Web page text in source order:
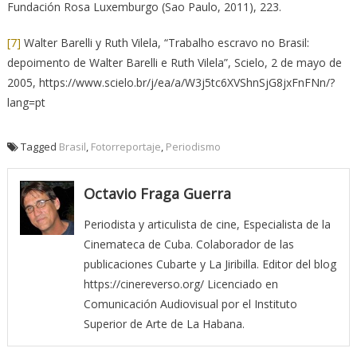
Fundación Rosa Luxemburgo (Sao Paulo, 2011), 223.
[7] Walter Barelli y Ruth Vilela, “Trabalho escravo no Brasil:
depoimento de Walter Barelli e Ruth Vilela”, Scielo, 2 de mayo de
2005, https://www.scielo.br/j/ea/a/W3j5tc6XVShnSjG8jxFnFNn/?
lang=pt
Tagged Brasil, Fotorreportaje, Periodismo
Octavio Fraga Guerra
Periodista y articulista de cine, Especialista de la
Cinemateca de Cuba. Colaborador de las
publicaciones Cubarte y La Jiribilla. Editor del blog
https://cinereverso.org/ Licenciado en
Comunicación Audiovisual por el Instituto
Superior de Arte de La Habana.